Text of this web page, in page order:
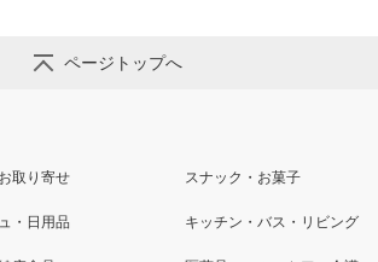
ページトップへ
取り寄せ スナック・お菓子
・日用品 キッチン・バス・リビング